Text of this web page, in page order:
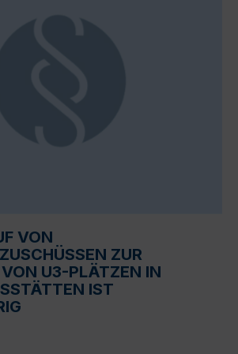
VON
ZUR
U3-PLÄTZEN IN
IST